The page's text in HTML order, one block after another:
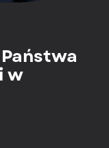
w